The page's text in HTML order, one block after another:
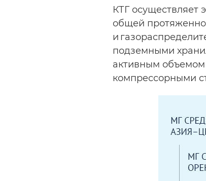
КТГ осуществляет
общей
и
подземными
активным объемом
компрессорными